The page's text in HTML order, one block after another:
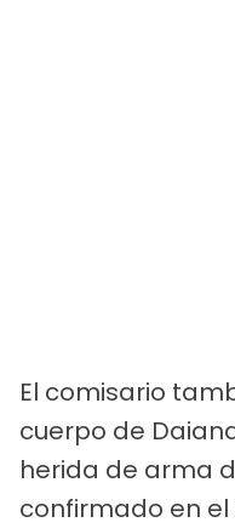
El comisario
cuerpo de
herida de arma
confirmado en